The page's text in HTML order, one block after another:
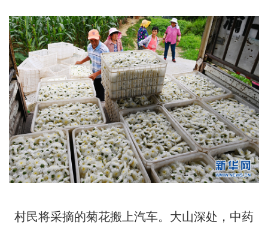
村民将采摘的菊花搬上汽车。大山深处，中药